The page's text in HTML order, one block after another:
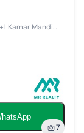
Kamar Mandi
Siap Huni
7